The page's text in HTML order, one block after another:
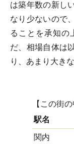
は築年数の新し
なり少ないので
ることを承知の
だ、相場自体は
り、あまり大き
【この街
駅名
関内